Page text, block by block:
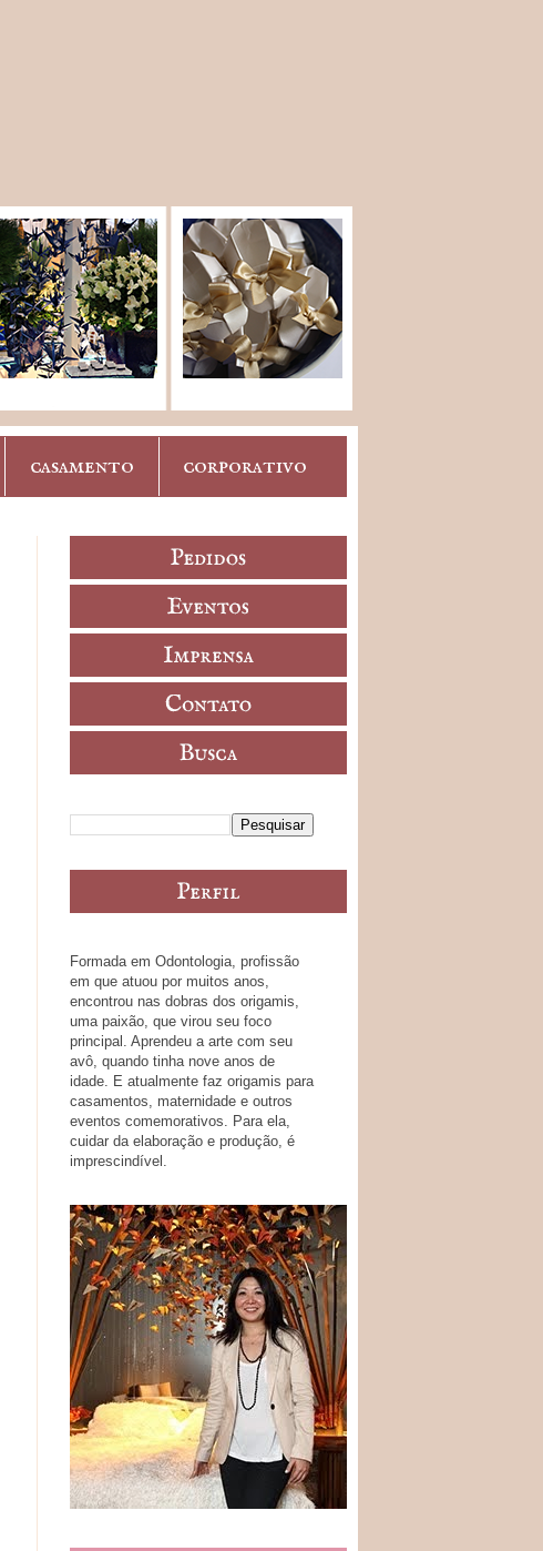
casamento corporativo
Formada em Odontologia, profissão
em que atuou por muitos anos,
encontrou nas dobras dos origamis,
uma paixão, que virou seu foco
principal. Aprendeu a arte com seu
avô, quando tinha nove anos de
idade. E atualmente faz origamis para
casamentos, maternidade e outros
eventos comemorativos. Para ela,
cuidar da elaboração e produção, é
imprescindível.